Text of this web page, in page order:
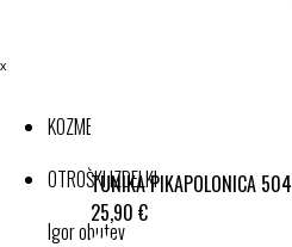
TUNIKA PIKAPOLONICA 504
25,90 €
ˣ
KOZMETIKA
OTROŠKI IZDELKI
Igor obutev